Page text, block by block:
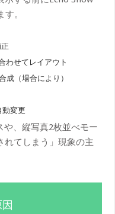
。
わせてレイアウト
成（場合により）
動変更
や、縦写真2枚並べモー
れてしまう」現象の主